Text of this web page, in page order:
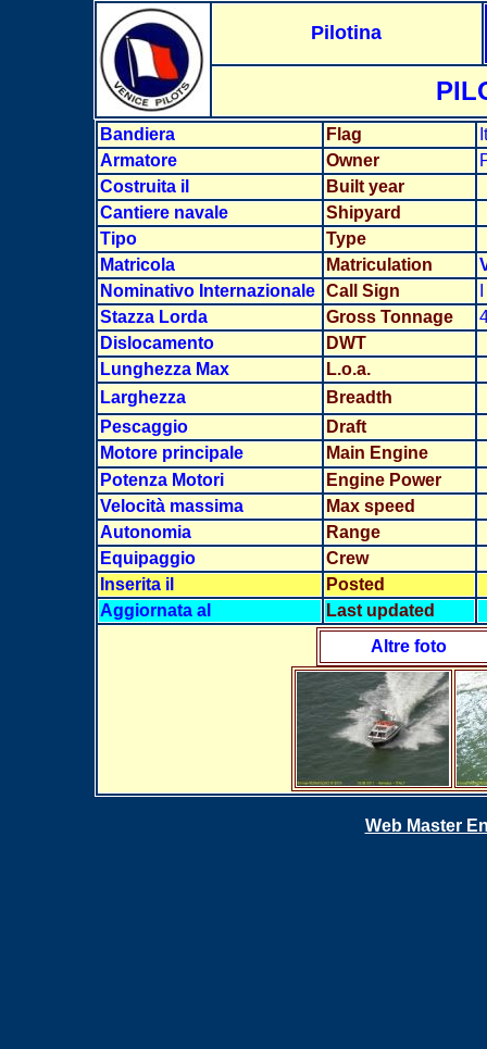
Pilotina
Bandiera Flag
Armatore
Owner
Costruita il
Built year
Cantiere navale
Shipyard
Tipo
Type
Matricola
Matriculation
Nominativo Internazionale Call Sign
Stazza Lorda
Gross Tonnage
Dislocamento
DWT
Lunghezza Max
L.o.a.
Larghezza
Breadth
Pescaggio
Draft
Motore principale
Main Engine
Potenza Motori
Engine Power
Velocità massima
Max speed
Autonomia
Range
Equipaggio
Crew
Inserita il
Posted
Aggiornata al
Last updated
Altre foto
Web Master